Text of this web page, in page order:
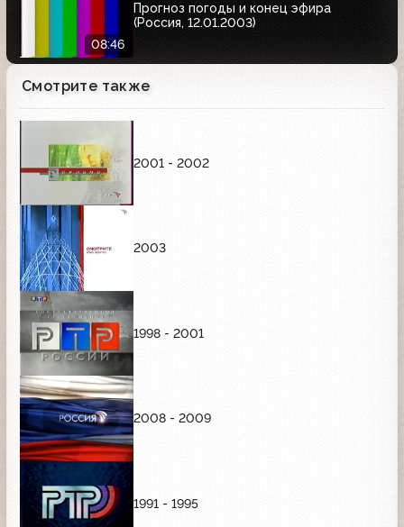
08:46
Прогноз погоды и конец эфира
(Россия, 12.01.2003)
Смотрите также
2001 - 2002
2003
1998 - 2001
2008 - 2009
1991 - 1995